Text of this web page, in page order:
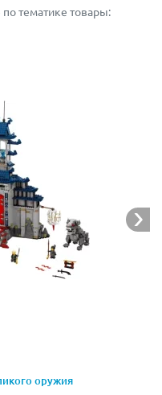
акул, спешащий на
только честная дуэль
сможет собрать
ниндзя. Его тело
с добавлением
видна массивная
пастью и
языком. Изогнутые
глаза выглядят
тематике товары:
оружия